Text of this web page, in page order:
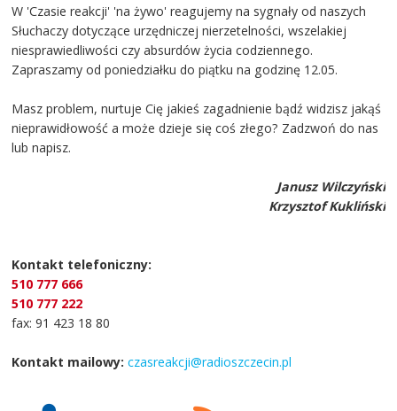
W 'Czasie reakcji' 'na żywo' reagujemy na sygnały od naszych
Słuchaczy dotyczące urzędniczej nierzetelności, wszelakiej
niesprawiedliwości czy absurdów życia codziennego.
Zapraszamy od poniedziałku do piątku na godzinę 12.05.
Masz problem, nurtuje Cię jakieś zagadnienie bądź widzisz jakąś
nieprawidłowość a może dzieje się coś złego? Zadzwoń do nas
lub napisz.
Janusz Wilczyński
Krzysztof Kukliński
Kontakt telefoniczny:
510 777 666
510 777 222
fax: 91 423 18 80
Kontakt mailowy: czasreakcji@radioszczecin.pl